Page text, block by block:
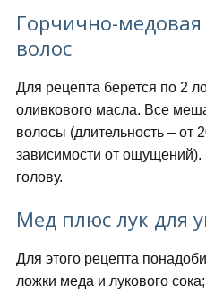
Горчично-медовая
волос
Для рецепта берется по 2
оливкового масла. Все
волосы (длительность – от
зависимости от
голову.
Мед плюс лук для
Для этого рецепта
ложки меда и лукового